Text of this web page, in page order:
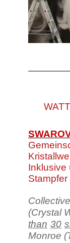
Inklusive
(Crystal
than 30
Monroe